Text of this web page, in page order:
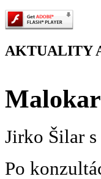
AKTUALITY
Jirko Šilar
Po